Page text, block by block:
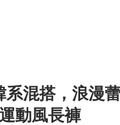
混搭，浪漫
動風長褲